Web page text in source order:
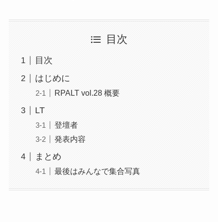
目次
目次
はじめに
RPALT vol.28 概要
LT
登壇者
発表内容
まとめ
最後はみんなで集合写真